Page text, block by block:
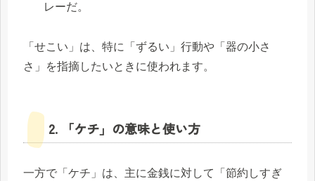
レーだ。
「せこい」は、特に「ずるい」行動や「器の小さ
さ」を指摘したいときに使われます。
2. 「ケチ」の意味と使い方
一方で「ケチ」は、主に金銭に対して「節約しすぎ